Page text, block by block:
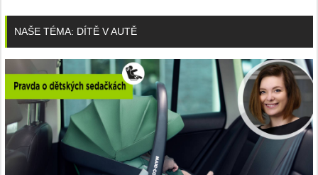
NAŠE TÉMA: DÍTĚ V AUTĚ